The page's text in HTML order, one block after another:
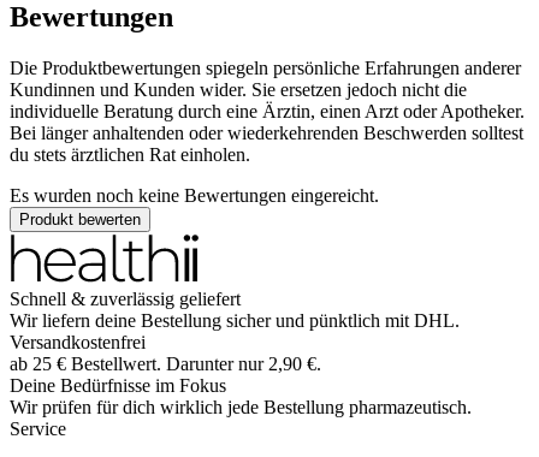
Bewertungen
Die Produktbewertungen spiegeln persönliche Erfahrungen anderer
Kundinnen und Kunden wider. Sie ersetzen jedoch nicht die
individuelle Beratung durch eine Ärztin, einen Arzt oder Apotheker.
Bei länger anhaltenden oder wiederkehrenden Beschwerden solltest
du stets ärztlichen Rat einholen.
Es wurden noch keine Bewertungen eingereicht.
Produkt bewerten
Schnell & zuverlässig geliefert
Wir liefern deine Bestellung sicher und pünktlich mit DHL.
Versandkostenfrei
ab 25 € Bestellwert. Darunter nur 2,90 €.
Deine Bedürfnisse im Fokus
Wir prüfen für dich wirklich jede Bestellung pharmazeutisch.
Service